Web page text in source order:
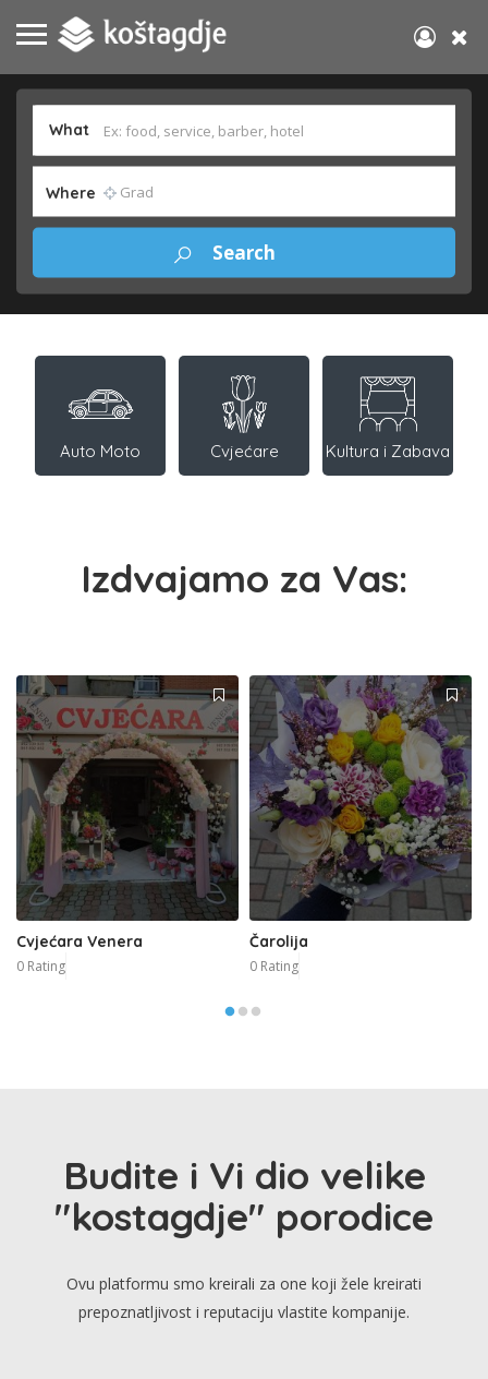
What
Where
Auto Moto Cvjećare Kultura i Zabava
Izdvajamo za Vas:
Cvjećara Venera
0 Rating
Čarolija
0 Rating
Budite i Vi dio velike
"kostagdje" porodice
Ovu platformu smo kreirali za one koji žele kreirati
prepoznatljivost i reputaciju vlastite kompanije.